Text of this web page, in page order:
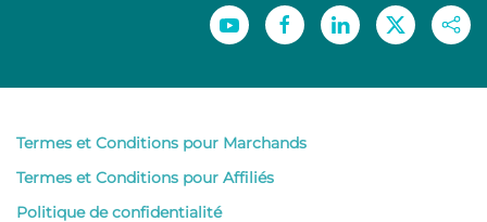
Termes et Conditions pour Marchands
Termes et Conditions pour Affiliés
Politique de confidentialité